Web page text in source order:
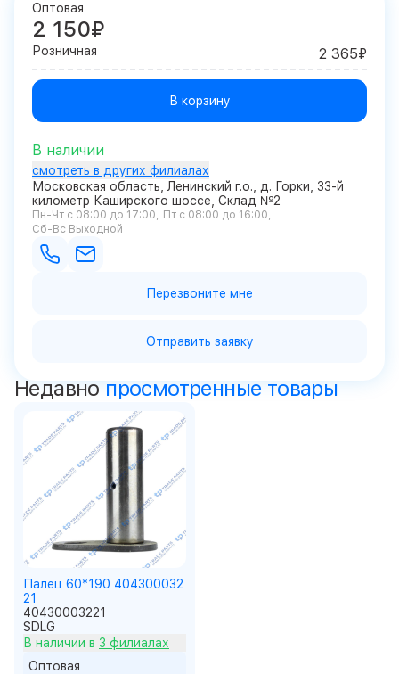
Оптовая
2 150₽
Розничная 2 365₽
В корзину
В наличии
смотреть в других филиалах
Московская область, Ленинский г.о., д. Горки, 33-й
километр Каширского шоссе, Склад №2
Пн-Чт с 08:00 до 17:00
Пт с 08:00 до 16:00
Сб-Вс Выходной
Перезвоните мне
Отправить заявку
Недавно просмотренные товары
Палец 60*190 404300032
21
40430003221
SDLG
В наличии в 3 филиалах
Оптовая